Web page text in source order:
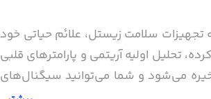
تجهیزات سلامت زیستل، علائم حیاتی خود
تحلیل اولیه آریتمی و پارامترهای قلبی
می‌شود و شما می‌توانید سیگنال‌های